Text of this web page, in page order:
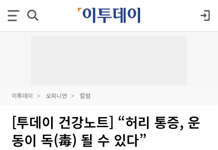
이투데이 오피니언 칼럼
[투데이 건강노트] “허리 통증, 운
동이 독(毒) 될 수 있다”